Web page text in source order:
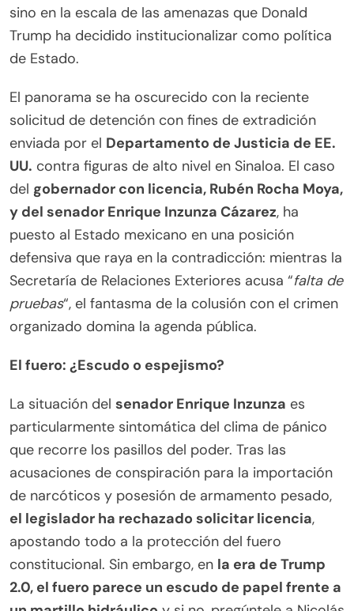
sino en la escala de las amenazas que Donald
Trump ha decidido institucionalizar como política
de Estado.
El panorama se ha oscurecido con la reciente
solicitud de detención con fines de extradición
enviada por el Departamento de Justicia de EE.
UU. contra figuras de alto nivel en Sinaloa. El caso
del gobernador con licencia, Rubén Rocha Moya,
y del senador Enrique Inzunza Cázarez, ha
puesto al Estado mexicano en una posición
defensiva que raya en la contradicción: mientras la
Secretaría de Relaciones Exteriores acusa “falta de
pruebas“, el fantasma de la colusión con el crimen
organizado domina la agenda pública.
El fuero: ¿Escudo o espejismo?
La situación del senador Enrique Inzunza es
particularmente sintomática del clima de pánico
que recorre los pasillos del poder. Tras las
acusaciones de conspiración para la importación
de narcóticos y posesión de armamento pesado,
el legislador ha rechazado solicitar licencia,
apostando todo a la protección del fuero
constitucional. Sin embargo, en la era de Trump
2.0, el fuero parece un escudo de papel frente a